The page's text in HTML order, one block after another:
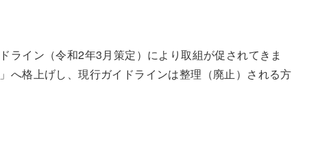
ライン（令和2年3月策定）により取組が促されてきま
へ格上げし、現行ガイドラインは整理（廃止）される方